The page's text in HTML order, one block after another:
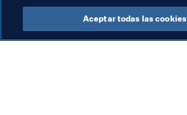
Aceptar todas las cookies